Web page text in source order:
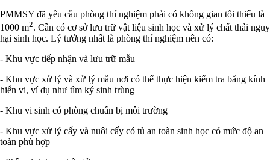
PMMSY đã yêu cầu phòng thí nghiệm phải có không gian tối thiểu là
1000 m2. Cần có cơ sở lưu trữ vật liệu sinh học và xử lý chất thải nguy
hại sinh học. Lý tưởng nhất là phòng thí nghiệm nên có:
- Khu vực tiếp nhận và lưu trữ mẫu
- Khu vực xử lý và xử lý mẫu nơi có thể thực hiện kiểm tra bằng kính
hiển vi, ví dụ như tìm ký sinh trùng
- Khu vi sinh có phòng chuẩn bị môi trường
- Khu vực xử lý cấy và nuôi cấy có tủ an toàn sinh học có mức độ an
toàn phù hợp